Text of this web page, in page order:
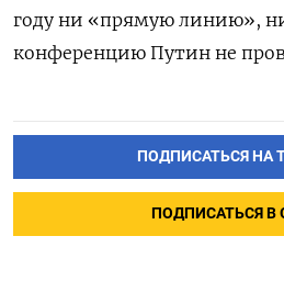
году ни «прямую линию»,
конференцию Путин не
ПОДПИСАТЬСЯ НА
ПОДПИСАТЬСЯ В